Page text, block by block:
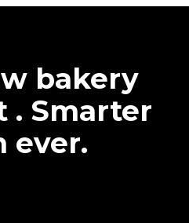
bakery
. Smarter
ever.